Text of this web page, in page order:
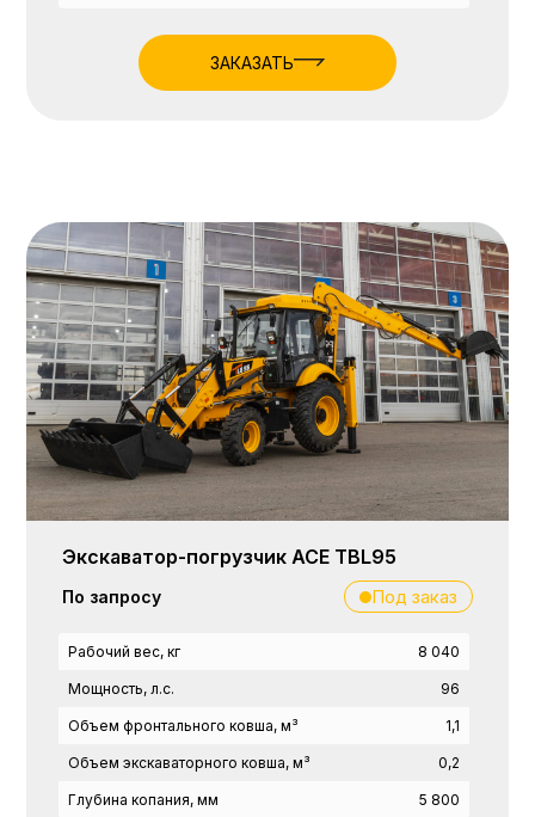
ЗАКАЗАТЬ
Экскаватор-погрузчик ACE TBL95
По запросу Под заказ
Рабочий вес, кг 8 040
Мощность, л.с. 96
Объем фронтального ковша, м³ 1,1
Объем экскаваторного ковша, м³ 0,2
Глубина копания, мм 5 800